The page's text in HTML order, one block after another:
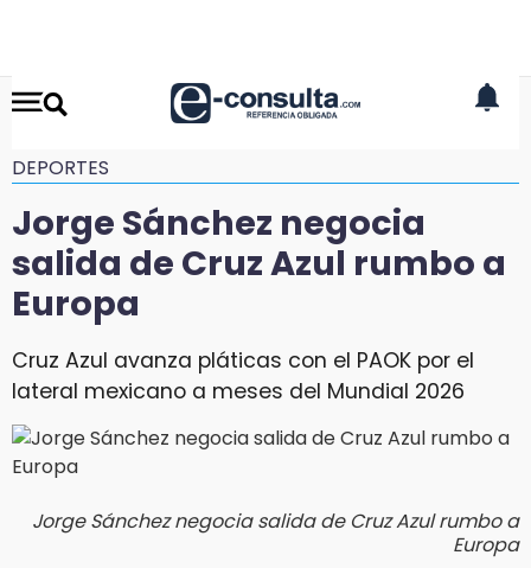
DEPORTES
Jorge Sánchez negocia
salida de Cruz Azul rumbo a
Europa
Cruz Azul avanza pláticas con el PAOK por el
lateral mexicano a meses del Mundial 2026
Jorge Sánchez negocia salida de Cruz Azul rumbo a
Europa